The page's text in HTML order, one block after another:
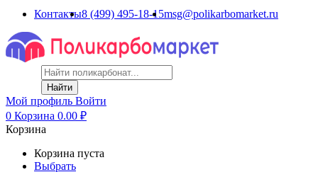
Контакты8 (499) 495-18-15msg@polikarbomarket.ru
Найти
Мой профиль Войти
0 Корзина 0.00 ₽
Корзина
Корзина пуста
Выбрать